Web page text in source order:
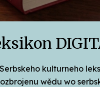
kulturneho
wědu wo